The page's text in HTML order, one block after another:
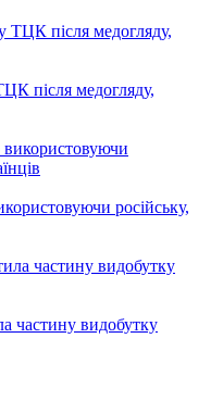
після медогляду,
російську,
частину видобутку